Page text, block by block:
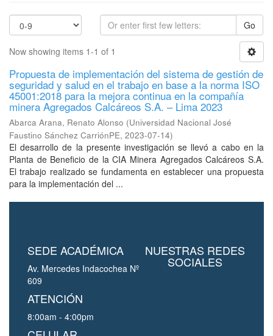
Go
Now showing items 1-1 of 1
Propuesta de implementación del sistema de gestión de
seguridad y salud en el trabajo en base a la norma ISO
45001:2018 para la mejora continua en la compañía
minera Agregados Calcáreos S.A. – Lima 2023
Abarca Arana, Renato Alonso (Universidad Nacional José
Faustino Sánchez CarriónPE, 2023-07-14)
El desarrollo de la presente investigación se llevó a cabo en la
Planta de Beneficio de la CIA Minera Agregados Calcáreos S.A.
El trabajo realizado se fundamenta en establecer una propuesta
para la implementación del ...
SEDE ACADÉMICA
Av. Mercedes Indacochea Nº
609
ATENCIÓN
8:00am - 4:00pm
NUESTRAS REDES
SOCIALES